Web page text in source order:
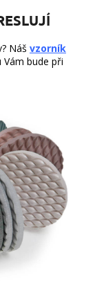
Náš vzorník
Vám bude při